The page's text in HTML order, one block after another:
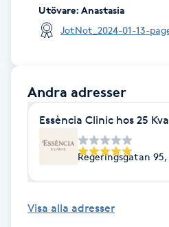
Katun fransar
Kemisk peeling
Utövare: Anastasia
JotNot_2024-01-13-
Andra adresser
Essència Clinic hos 25
Regeringsgatan 95,
Visa alla adresser